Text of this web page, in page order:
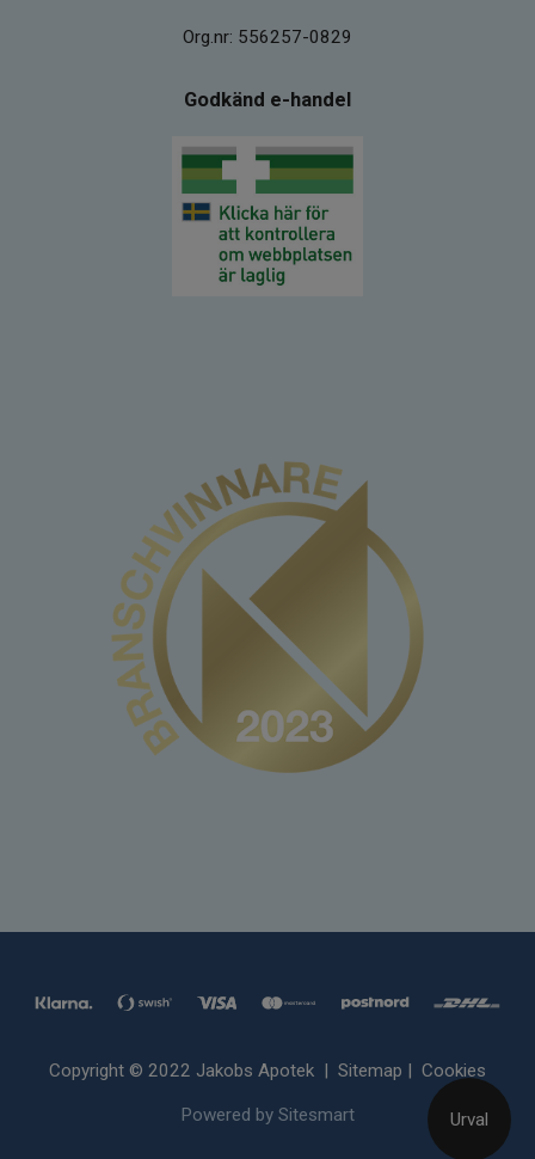
Urval
Org.nr: 556257-0829
Godkänd e-handel
Copyright © 2022 Jakobs Apotek | Sitemap Cookies
Powered by Sitesmart